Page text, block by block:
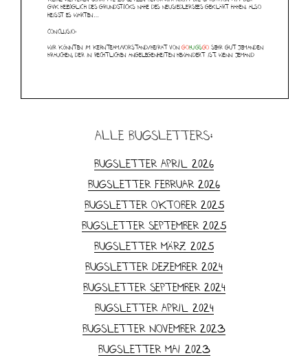
alle Bugsletters:
Bugsletter April 2026
Bugsletter Februar 2026
Bugsletter Oktober 2025
Bugsletter September 2025
Bugsletter März 2025
Bugsletter Dezember 2024
Bugsletter September 2024
Bugsletter April 2024
Bugsletter November 2023
Bugsletter Mai 2023